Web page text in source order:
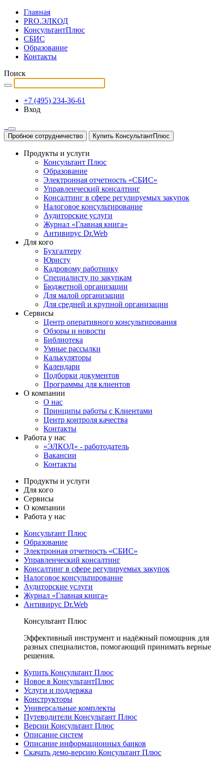
Главная
PRO.ЭЛКОД
КонсультантПлюс
СБИС
Образование
Контакты
Поиск
+7 (495) 234-36-61
Вход
Пробное сотрудничество Купить КонсультантПлюс
Продукты и услуги
Консультант Плюс
Образование
Электронная отчетность «СБИС»
Управленческий консалтинг
Консалтинг в сфере регулируемых закупок
Налоговое консультирование
Аудиторские услуги
Журнал «Главная книга»
Антивирус Dr.Web
Для кого
Бухгалтеру
Юристу
Кадровому работнику
Специалисту по закупкам
Бюджетной организации
Для малой организации
Для средней и крупной организации
Сервисы
Центр оперативного консультирования
Обзоры и новости
Библиотека
Умные рассылки
Калькуляторы
Календари
Подборки документов
Программы для клиентов
О компании
О нас
Принципы работы с Клиентами
Центр контроля качества
Контакты
Работа у нас
«ЭЛКОД» - работодатель
Вакансии
Контакты
Продукты и услуги
Для кого
Сервисы
О компании
Работа у нас
Консультант Плюс
Образование
Электронная отчетность «СБИС»
Управленческий консалтинг
Консалтинг в сфере регулируемых закупок
Налоговое консультирование
Аудиторские услуги
Журнал «Главная книга»
Антивирус Dr.Web
Консультант Плюс
Эффективный инструмент и надёжный помощник для
разных специалистов, помогающий принимать верные
решения.
Купить Консультант Плюс
Новое в КонсультантПлюс
Услуги и поддержка
Конструкторы
Универсальные комплекты
Путеводители Консультант Плюс
Версии Консультант Плюс
Описание систем
Описание информационных банков
Скачать демо-версию Консультант Плюс